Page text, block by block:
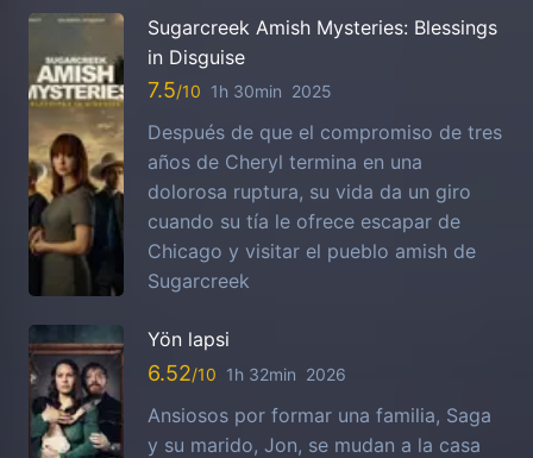
Sugarcreek Amish Mysteries: Blessings
in Disguise
7.5 1h 30min 2025
Después de que el compromiso de tres
años de Cheryl termina en una
dolorosa ruptura, su vida da un giro
cuando su tía le ofrece escapar de
Chicago y visitar el pueblo amish de
Sugarcreek
Yön lapsi
6.52 1h 32min 2026
Ansiosos por formar una familia, Saga
y su marido, Jon, se mudan a la casa